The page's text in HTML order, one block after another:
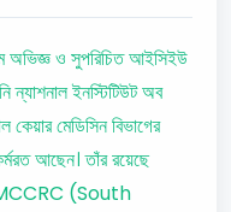
অভিজ্ঞ ও সুপরিচিত আইসিইউ
ন্যাশনাল ইনস্টিটিউট অব
কেয়ার মেডিসিন বিভাগের
আছেন। তাঁর রয়েছে
(South